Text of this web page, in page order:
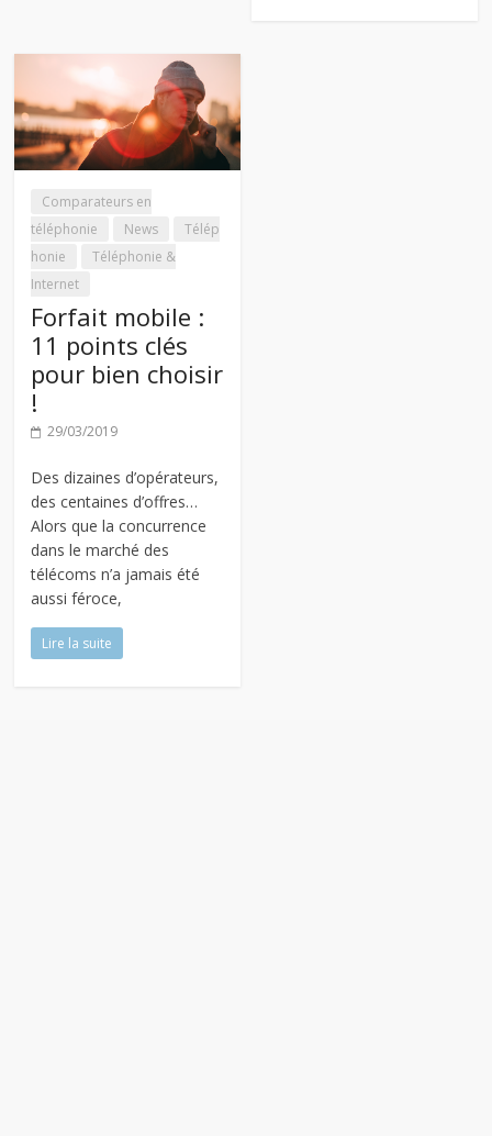
Comparateurs en
téléphonie
News
Télép
honie
Téléphonie &
Internet
Forfait mobile :
11 points clés
pour bien choisir
!
29/03/2019
Des dizaines d’opérateurs,
des centaines d’offres…
Alors que la concurrence
dans le marché des
télécoms n’a jamais été
aussi féroce,
Lire la suite